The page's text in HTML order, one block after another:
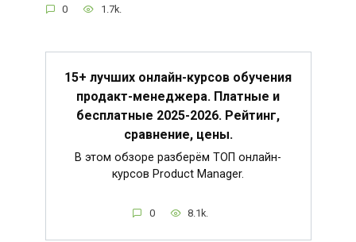
0 1.7k.
15+ лучших онлайн-курсов обучения
продакт-менеджера. Платные и
бесплатные 2025-2026. Рейтинг,
сравнение, цены.
В этом обзоре разберём ТОП онлайн-
курсов Product Manager.
0 8.1k.